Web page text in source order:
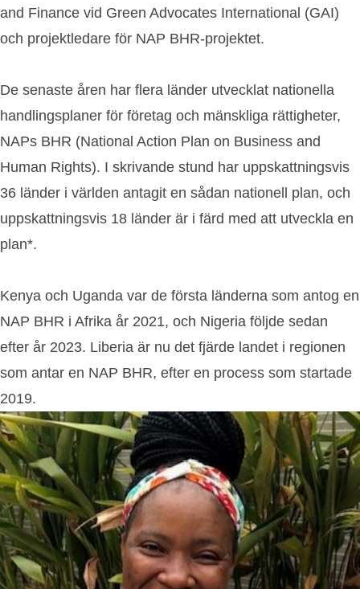
and Finance vid Green Advocates International (GAI)
och projektledare för NAP BHR-projektet.
De senaste åren har flera länder utvecklat nationella
handlingsplaner för företag och mänskliga rättigheter,
NAPs BHR (National Action Plan on Business and
Human Rights). I skrivande stund har uppskattningsvis
36 länder i världen antagit en sådan nationell plan, och
uppskattningsvis 18 länder är i färd med att utveckla en
plan*.
Kenya och Uganda var de första länderna som antog en
NAP BHR i Afrika år 2021, och Nigeria följde sedan
efter år 2023. Liberia är nu det fjärde landet i regionen
som antar en NAP BHR, efter en process som startade
2019.